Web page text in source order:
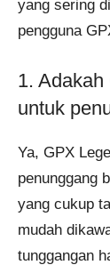
yang sering
pengguna
1.
untuk
Ya, GPX
penunggang
yang cukup
mudah
tunggangan